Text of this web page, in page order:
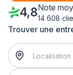
Trouver une
4,8Note
14 608